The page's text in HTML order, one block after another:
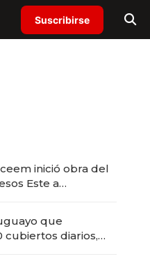
Suscribirse
inició obra del
Este a
que
cubiertos diarios,